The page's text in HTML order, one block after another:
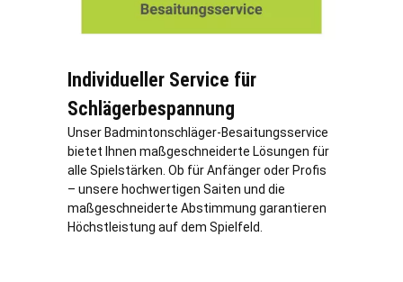
Individueller Service für
Schlägerbespannung
Unser Badmintonschläger-Besaitungsservice
bietet Ihnen maßgeschneiderte Lösungen für
alle Spielstärken. Ob für Anfänger oder Profis
– unsere hochwertigen Saiten und die
maßgeschneiderte Abstimmung garantieren
Höchstleistung auf dem Spielfeld.